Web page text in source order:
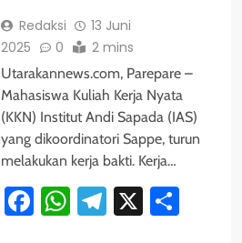
Redaksi
13 Juni
2025
0 2 mins
Utarakannews.com, Parepare –
Mahasiswa Kuliah Kerja Nyata
(KKN) Institut Andi Sapada (IAS)
yang dikoordinatori Sappe, turun
melakukan kerja bakti. Kerja…
Facebook
WhatsApp
Telegram
X